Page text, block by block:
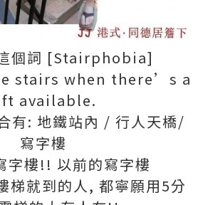
個詞 [Stairphobia]
stairs when there’s a
available.
有: 地鐵站內 / 行人天橋/
寫字樓
字樓!! 以前的寫字樓
梯就到的人, 都寧願用5分